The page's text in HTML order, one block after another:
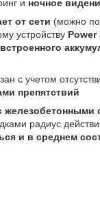
и ночное
от сети (можно
устройству Power
с учетом
препятствий
железобетонными
радиус
и в среднем